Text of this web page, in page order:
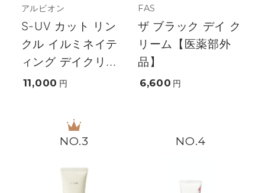
アルビオン
S-UV カット リン
クル イルミネイテ
ィング デイクリ...
11,000 円
FAS
ザ ブラック デイ ク
リーム【医薬部外
品】
6,600 円
3 4